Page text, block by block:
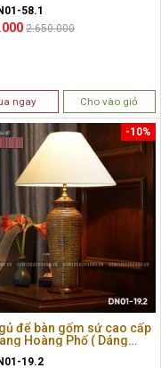
58.1
2.650.000
ngay Cho vào giỏ
để bàn gốm sứ cao cấp
Hoàng Phố ( Dáng
19.2
-10%